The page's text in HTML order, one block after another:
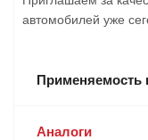
автомобилей уже
Применяемость
Аналоги